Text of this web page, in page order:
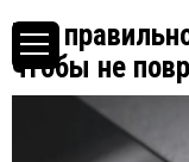
Как
чтобы не